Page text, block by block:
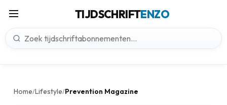
TIJDSCHRIFTENZO
Home/Lifestyle/Prevention Magazine